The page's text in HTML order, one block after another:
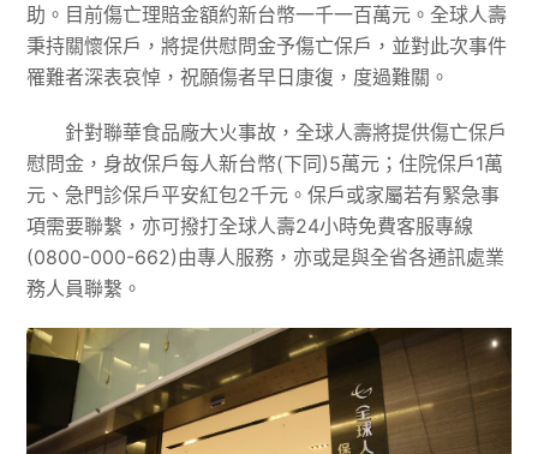
助。目前傷亡理賠金額約新台幣一千一百萬元。全球人壽
秉持關懷保戶，將提供慰問金予傷亡保戶，並對此次事件
罹難者深表哀悼，祝願傷者早日康復，度過難關。
針對聯華食品廠大火事故，全球人壽將提供傷亡保戶
慰問金，身故保戶每人新台幣(下同)5萬元；住院保戶1萬
元、急門診保戶平安紅包2千元。保戶或家屬若有緊急事
項需要聯繫，亦可撥打全球人壽24小時免費客服專線
(0800-000-662)由專人服務，亦或是與全省各通訊處業
務人員聯繫。